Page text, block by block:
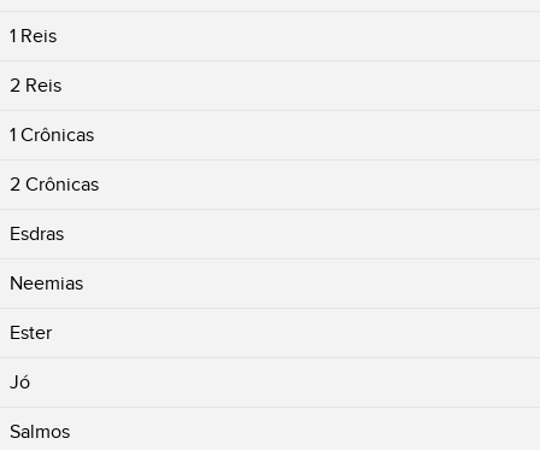
1 Reis
2 Reis
1 Crônicas
2 Crônicas
Esdras
Neemias
Ester
Jó
Salmos